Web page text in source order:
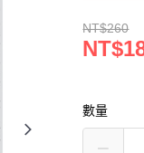
NT$260
數量